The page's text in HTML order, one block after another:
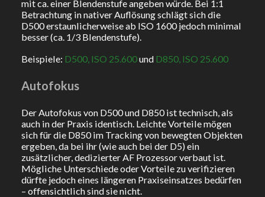
mit ca. einer Blendenstufe angeben würde. Bei 1:1
Betrachtung in nativer Auflösung schlägt sich die
D500 erstaunlicherweise ab ISO 1600 jedoch minimal
besser (ca. 1/3 Blendenstufe).
Beispiele: D500, ISO 25.600und D850, ISO 25.600
Autofokus
Der Autofokus von D500 und D850 ist technisch, als
auch in der Praxis identisch. Leichte Vorteile mögen
sich für die D850 im Tracking von bewegten Objekten
ergeben, da bei ihr (wie auch bei der D5) ein
zusätzlicher, dedizierter AF Prozessor verbaut ist.
Mögliche Unterschiede oder Vorteile zu verifizieren
dürfte jedoch eines längeren Praxiseinsatzes bedürfen
– offensichtlich sind sie nicht.